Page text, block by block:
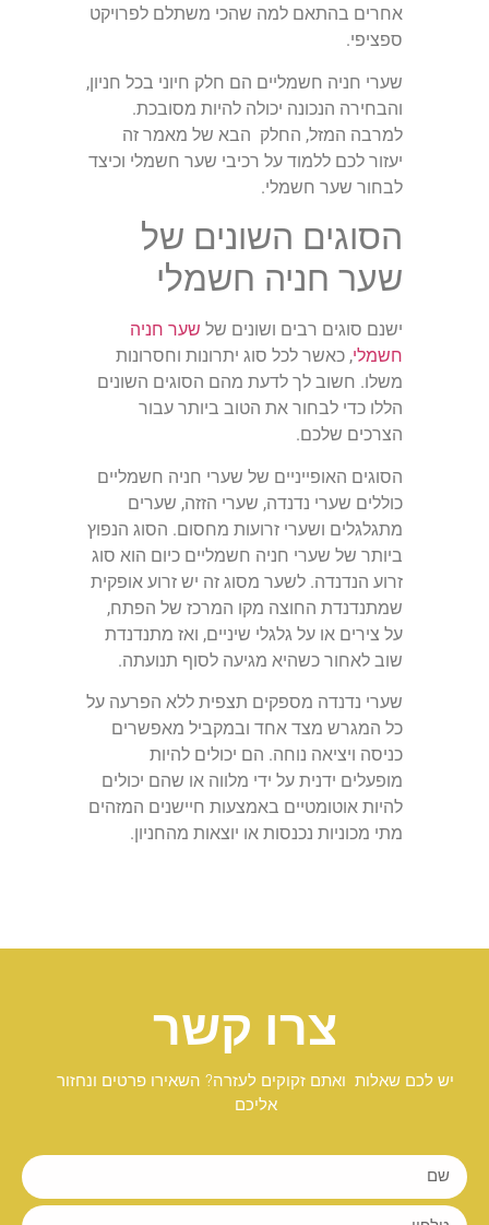
אחרים בהתאם למה שהכי משתלם לפרויקט
ספציפי.
שערי חניה חשמליים הם חלק חיוני בכל חניון,
והבחירה הנכונה יכולה להיות מסובכת.
למרבה המזל, החלק הבא של מאמר זה
יעזור לכם ללמוד על רכיבי שער חשמלי וכיצד
לבחור שער חשמלי.
הסוגים השונים של
שער חניה חשמלי
ישנם סוגים רבים ושונים של שער חניה
חשמלי, כאשר לכל סוג יתרונות וחסרונות
משלו. חשוב לך לדעת מהם הסוגים השונים
הללו כדי לבחור את הטוב ביותר עבור
הצרכים שלכם.
הסוגים האופייניים של שערי חניה חשמליים
כוללים שערי נדנדה, שערי הזזה, שערים
מתגלגלים ושערי זרועות מחסום. הסוג הנפוץ
ביותר של שערי חניה חשמליים כיום הוא סוג
זרוע הנדנדה. לשער מסוג זה יש זרוע אופקית
שמתנדנדת החוצה מקו המרכז של הפתח,
על צירים או על גלגלי שיניים, ואז מתנדנדת
שוב לאחור כשהיא מגיעה לסוף תנועתה.
שערי נדנדה מספקים תצפית ללא הפרעה על
כל המגרש מצד אחד ובמקביל מאפשרים
כניסה ויציאה נוחה. הם יכולים להיות
מופעלים ידנית על ידי מלווה או שהם יכולים
להיות אוטומטיים באמצעות חיישנים המזהים
מתי מכוניות נכנסות או יוצאות מהחניון.
צרו קשר
יש לכם שאלות ואתם זקוקים לעזרה? השאירו פרטים ונחזור
אליכם